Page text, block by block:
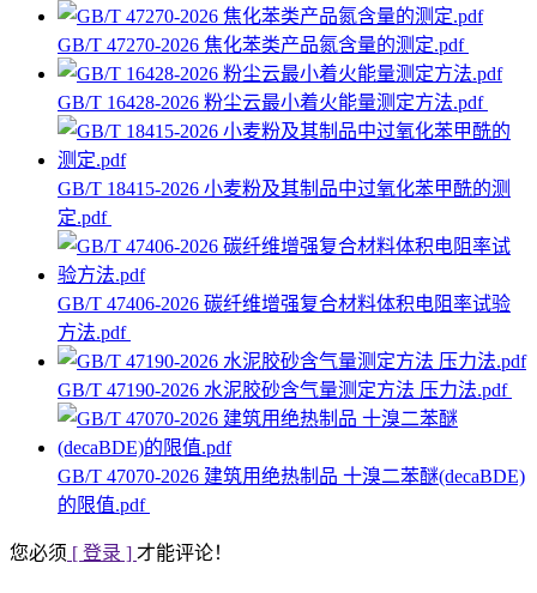
GB/T 47270-2026 焦化苯类产品氮含量的测定.pdf
GB/T 16428-2026 粉尘云最小着火能量测定方法.pdf
GB/T 18415-2026 小麦粉及其制品中过氧化苯甲酰的测
定.pdf
GB/T 47406-2026 碳纤维增强复合材料体积电阻率试验
方法.pdf
GB/T 47190-2026 水泥胶砂含气量测定方法 压力法.pdf
GB/T 47070-2026 建筑用绝热制品 十溴二苯醚(decaBDE)
的限值.pdf
您必须 [ 登录 ] 才能评论！